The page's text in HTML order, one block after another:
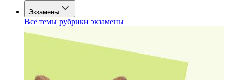
Экзамены
Все темы рубрики экзамены